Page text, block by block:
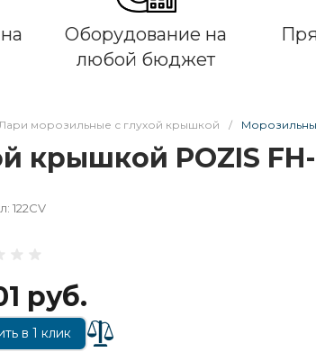
Оборудование на
любой бюджет
морозильные с глухой крышкой /
крышкой POZIS FH-
122CV
руб.
в 1 клик